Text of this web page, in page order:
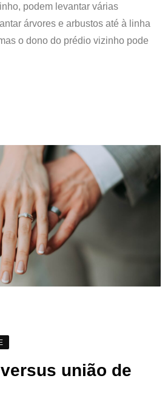
podem levantar várias
árvores e arbustos até à linha
o dono do prédio vizinho pode
união de